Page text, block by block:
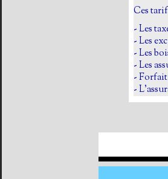
Ces
- Les
- Les
- Les
- Les
-
-